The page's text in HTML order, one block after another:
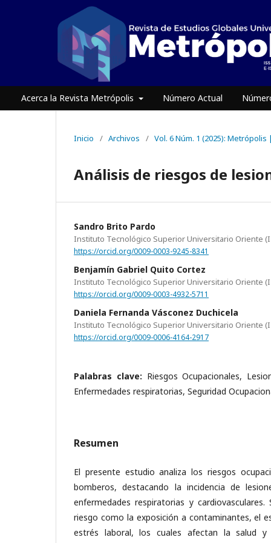
Acerca la Revista Metrópolis Número Actual
Inicio / Archivos / Vol. 6 Núm. 1 (2025):
Análisis de riesgos de
Sandro Brito Pardo
Instituto Tecnológico Superior Universitario Oriente
https://orcid.org/0009-0003-9245-8341
Benjamín Gabriel Quito Cortez
Instituto Tecnológico Superior Universitario Oriente
https://orcid.org/0009-0003-4932-5711
Daniela Fernanda Vásconez Duchicela
Instituto Tecnológico Superior Universitario Oriente
https://orcid.org/0009-0006-4164-2917
Palabras clave: Riesgos Ocupacionales,
Enfermedades respiratorias, Seguridad
Resumen
El presente estudio analiza los riesgos
bomberos, destacando la incidencia de
enfermedades respiratorias y
riesgo como la exposición a contaminantes, el
estrés laboral, los cuales afectan la salud